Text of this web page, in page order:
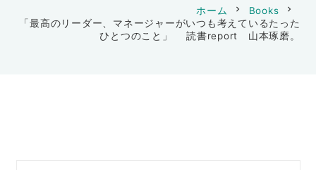
ホーム chevron_right Books chevron_right
「最高のリーダー、マネージャーがいつも考えているたった
ひとつのこと」 読書report 山本琢磨。